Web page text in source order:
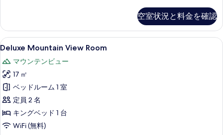
表
示
す
る
詳
細
空室状況と料金を確認
Deluxe
Mountain
View
Room
の
す
べ
て
Deluxe Mountain View Room | WiFi (
16
Deluxe Mountain View Room
マウンテンビュー
17 ㎡
ベッドルーム 1 室
定員 2 名
キングベッド 1 台
WiFi (無料)